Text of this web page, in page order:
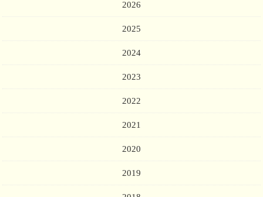
2026
2025
2024
2023
2022
2021
2020
2019